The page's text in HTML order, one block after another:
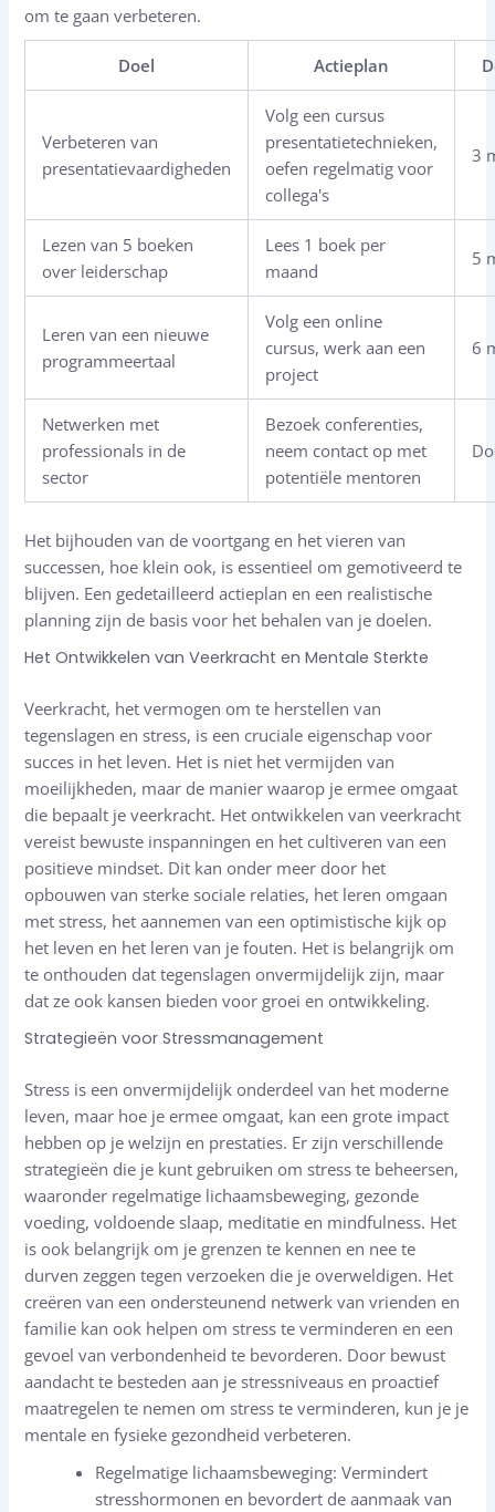
om te gaan verbeteren.
Doel Actieplan
Verbeteren van
presentatievaardigheden
Volg een cursus
presentatietechnieken,
oefen regelmatig voor
collega's
3
Lezen van 5 boeken
over leiderschap
Lees 1 boek per
maand
5
Leren van een nieuwe
programmeertaal
Volg een online
cursus, werk aan een
project
6
Netwerken met
professionals in de
sector
Bezoek conferenties,
neem contact op met
potentiële mentoren
Het bijhouden van de voortgang en het vieren van
successen, hoe klein ook, is essentieel om gemotiveerd te
blijven. Een gedetailleerd actieplan en een realistische
planning zijn de basis voor het behalen van je doelen.
Het Ontwikkelen van Veerkracht en Mentale Sterkte
Veerkracht, het vermogen om te herstellen van
tegenslagen en stress, is een cruciale eigenschap voor
succes in het leven. Het is niet het vermijden van
moeilijkheden, maar de manier waarop je ermee omgaat
die bepaalt je veerkracht. Het ontwikkelen van veerkracht
vereist bewuste inspanningen en het cultiveren van een
positieve mindset. Dit kan onder meer door het
opbouwen van sterke sociale relaties, het leren omgaan
met stress, het aannemen van een optimistische kijk op
het leven en het leren van je fouten. Het is belangrijk om
te onthouden dat tegenslagen onvermijdelijk zijn, maar
dat ze ook kansen bieden voor groei en ontwikkeling.
Strategieën voor Stressmanagement
Stress is een onvermijdelijk onderdeel van het moderne
leven, maar hoe je ermee omgaat, kan een grote impact
hebben op je welzijn en prestaties. Er zijn verschillende
strategieën die je kunt gebruiken om stress te beheersen,
waaronder regelmatige lichaamsbeweging, gezonde
voeding, voldoende slaap, meditatie en mindfulness. Het
is ook belangrijk om je grenzen te kennen en nee te
durven zeggen tegen verzoeken die je overweldigen. Het
creëren van een ondersteunend netwerk van vrienden en
familie kan ook helpen om stress te verminderen en een
gevoel van verbondenheid te bevorderen. Door bewust
aandacht te besteden aan je stressniveaus en proactief
maatregelen te nemen om stress te verminderen, kun je je
mentale en fysieke gezondheid verbeteren.
Regelmatige lichaamsbeweging: Vermindert
stresshormonen en bevordert de aanmaak van